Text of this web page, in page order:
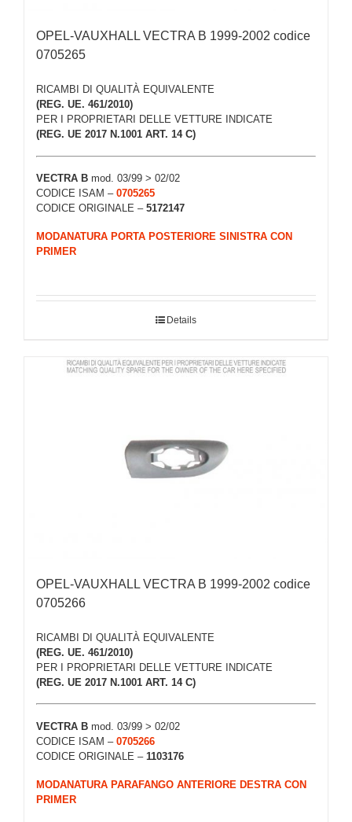
OPEL-VAUXHALL VECTRA B 1999-2002 codice
0705265
RICAMBI DI QUALITÀ EQUIVALENTE
(REG. UE. 461/2010)
PER I PROPRIETARI DELLE VETTURE INDICATE
(REG. UE 2017 N.1001 ART. 14 C)
VECTRA B mod. 03/99 > 02/02
CODICE ISAM – 0705265
CODICE ORIGINALE – 5172147
MODANATURA PORTA POSTERIORE SINISTRA CON
PRIMER
Details
OPEL-VAUXHALL VECTRA B 1999-2002 codice
0705266
RICAMBI DI QUALITÀ EQUIVALENTE
(REG. UE. 461/2010)
PER I PROPRIETARI DELLE VETTURE INDICATE
(REG. UE 2017 N.1001 ART. 14 C)
VECTRA B mod. 03/99 > 02/02
CODICE ISAM – 0705266
CODICE ORIGINALE – 1103176
MODANATURA PARAFANGO ANTERIORE DESTRA CON
PRIMER